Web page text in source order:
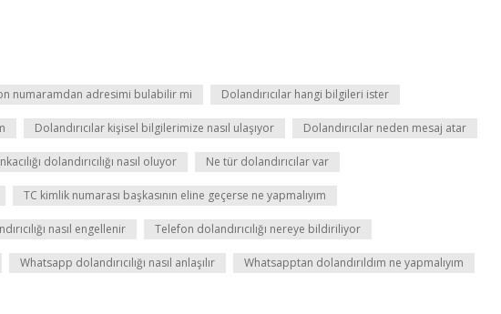
numaramdan adresimi bulabilir mi Dolandırıcılar hangi bilgileri ister
Dolandırıcılar kişisel bilgilerimize nasıl ulaşıyor Dolandırıcılar neden mesaj atar
dolandırıcılığı nasıl oluyor Ne tür dolandırıcılar var
TC kimlik numarası başkasının eline geçerse ne yapmalıyım
nasıl engellenir Telefon dolandırıcılığı nereye bildiriliyor
Whatsapp dolandırıcılığı nasıl anlaşılır Whatsapptan dolandırıldım ne yapmalıyım